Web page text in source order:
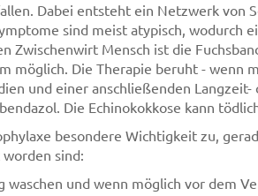
Dabei entsteht ein Netzwerk von
sind meist atypisch, wodurch
Zwischenwirt Mensch ist die
möglich. Die Therapie beruht - wenn
und einer anschließenden Langzeit-
Die Echinokokkose kann
besondere Wichtigkeit zu,
sind:
und wenn möglich vor dem